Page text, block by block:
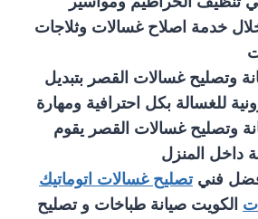
خدمة اصلاح غسالات وثلاجات
وتصليح غسالات القصر بتبديل
للغسالة بكل احترافية ومهارة
وتصليح غسالات القصر يقوم
داخل المنزل
فنيتصليح غسالات اتوماتيك
الكويت صيانة طباخات و تصليح